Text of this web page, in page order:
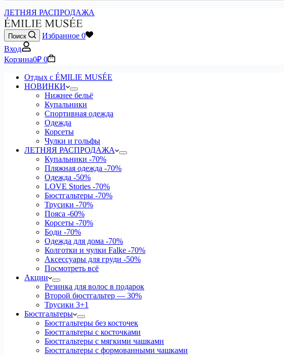
ЛЕТНЯЯ РАСПРОДАЖА
Поиск Избранное 0
Вход
Корзина0₽ 0
Отдых с ÉMILIE MUSÉE
НОВИНКИ
Нижнее бельё
Купальники
Спортивная одежда
Одежда
Корсеты
Чулки и гольфы
ЛЕТНЯЯ РАСПРОДАЖА
Купальники -70%
Пляжная одежда -70%
Одежда -50%
LOVE Stories -70%
Бюстгальтеры -70%
Трусики -70%
Пояса -60%
Корсеты -70%
Боди -70%
Одежда для дома -70%
Колготки и чулки Falke -70%
Аксессуары для груди -50%
Посмотреть всё
Акции
Резинка для волос в подарок
Второй бюстгальтер — 30%
Трусики 3+1
Бюстгальтеры
Бюстгальтеры без косточек
Бюстгальтеры с косточками
Бюстгальтеры с мягкими чашками
Бюстгальтеры с формованными чашками